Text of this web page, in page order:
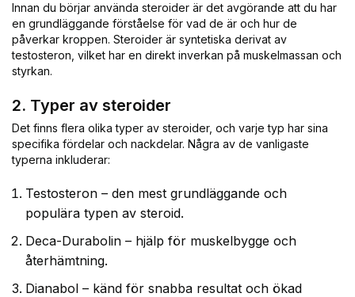
Innan du börjar använda steroider är det avgörande att du har
en grundläggande förståelse för vad de är och hur de
påverkar kroppen. Steroider är syntetiska derivat av
testosteron, vilket har en direkt inverkan på muskelmassan och
styrkan.
2. Typer av steroider
Det finns flera olika typer av steroider, och varje typ har sina
specifika fördelar och nackdelar. Några av de vanligaste
typerna inkluderar:
Testosteron – den mest grundläggande och
populära typen av steroid.
Deca-Durabolin – hjälp för muskelbygge och
återhämtning.
Dianabol – känd för snabba resultat och ökad